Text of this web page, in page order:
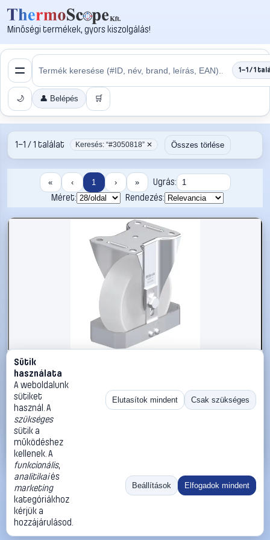
Minőségi termékek, gyors kiszolgálás!
1–1 / 1
🌙 👤 Belépés 🛒
1–1 / 1 találat Keresés: “#3050818” ✕ Összes törlése
« ‹ 1 › »
Ugrás:
Méret:
Rendezés:
#3050818
Blickle 900112 B-PO 150R-FS Acéllemez rögzített görgő
KerékØ: 150 mm Teherbírás (max.): 400 kg 1 db
Blickle Görgők, kerekek
40 990 Ft
Kosárba
«
Ugrás:
Méret:
Rendezés:
©2026
ThermoScope
ÁSZF
Cégbemutató
Sütik
használata
A weboldalunk
sütiket
használ. A
szükséges
sütik a
működéshez
kellenek. A
funkcionális,
analitikaiés
marketing
kategóriákhoz
kérjük a
hozzájárulásod.
Elutasítok mindent Csak szükséges
Beállítások Elfogadok mindent